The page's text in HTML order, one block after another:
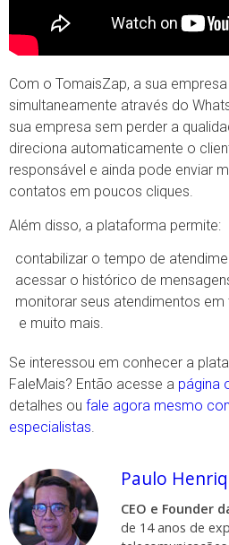
Com o TomaisZap, a sua
simultaneamente através do
sua empresa sem perder a
direciona automaticamente o
responsável e ainda pode enviar
contatos em poucos cliques.
Além disso, a plataforma permite:
contabilizar o tempo de
acessar o histórico de
monitorar seus atendimentos em
e muito mais.
Se interessou em conhecer a
FaleMais? Então acesse a página
detalhes ou fale agora mesmo
especialistas.
Paulo
CEO e Founder
de 14 anos de